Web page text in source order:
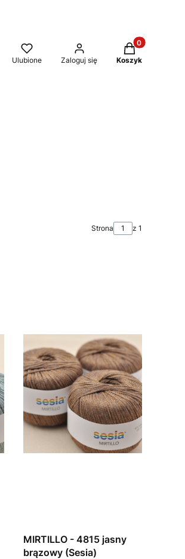
Ulubione Zaloguj się
Produkty w
Koszyk
Strona z 1
MIRTILLO - 4815 jasny
brązowy (Sesia)